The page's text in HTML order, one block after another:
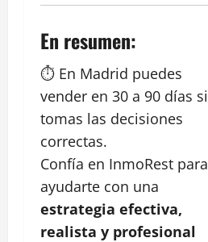
En resumen:
⏱ En Madrid puedes
vender en 30 a 90 días si
tomas las decisiones
correctas.
Confía en InmoRest para
ayudarte con una
estrategia efectiva,
realista y profesional